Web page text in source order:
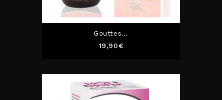
Gouttes...
19,90€Prix